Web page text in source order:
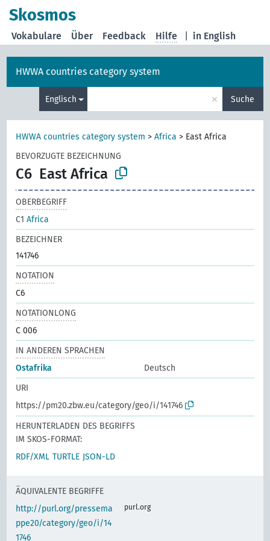
Skosmos
in English
Vokabulare Über Feedback Hilfe
HWWA countries category system
Englisch × Suche
HWWA countries category system >Africa > East Africa
BEVORZUGTE BEZEICHNUNG
C6 East Africa
OBERBEGRIFF
C1Africa
BEZEICHNER
141746
NOTATION
C6
NOTATIONLONG
C 006
IN ANDEREN SPRACHEN
Ostafrika
Deutsch
URI
https://pm20.zbw.eu/category/geo/i/141746
HERUNTERLADEN DES BEGRIFFS
IM SKOS-FORMAT:
RDF/XML TURTLE JSON-LD
ÄQUIVALENTE BEGRIFFE
http://purl.org/pressema
ppe20/category/geo/i/14
1746
purl.org